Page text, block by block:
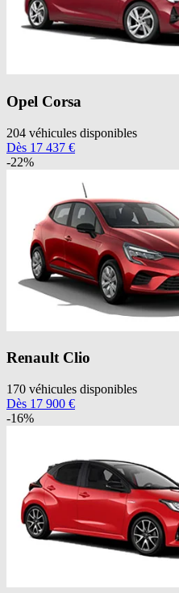
Opel Corsa
204 véhicules disponibles
Dès 17 437 €
-22%
Renault Clio
170 véhicules disponibles
Dès 17 900 €
-16%